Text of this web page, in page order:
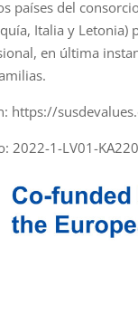
países del
Italia y Letonia)
en última
https://
2022-1-LV01-